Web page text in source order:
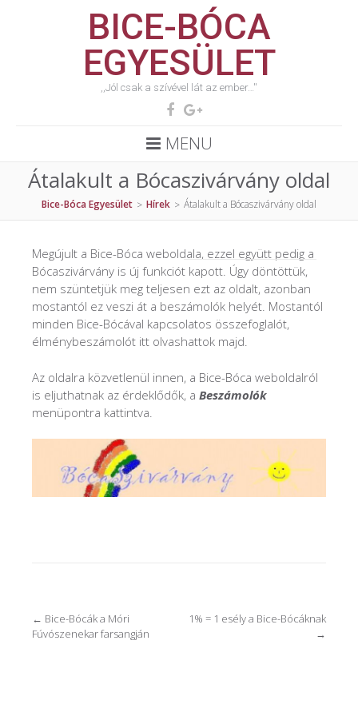
BICE-BÓCA
EGYESÜLET
,,Jól csak a szívével lát az ember…''
MENU
Átalakult a Bócaszivárvány oldal
Bice-Bóca Egyesület > Hírek > Átalakult a Bócaszivárvány oldal
Megújult a Bice-Bóca weboldala, ezzel együtt pedig a
Bócaszivárvány is új funkciót kapott. Úgy döntöttük,
nem szüntetjük meg teljesen ezt az oldalt, azonban
mostantól ez veszi át a beszámolók helyét. Mostantól
minden Bice-Bócával kapcsolatos összefoglalót,
élménybeszámolót itt olvashattok majd.
Az oldalra közvetlenül innen, a Bice-Bóca weboldalról
is eljuthatnak az érdeklődők, a Beszámolók
menüpontra kattintva.
Post
navigation
← Bice-Bócák a Móri
Fúvószenekar farsangján
1% = 1 esély a Bice-Bócáknak
→